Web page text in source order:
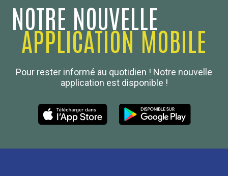
NOTRE NOUVELLE
APPLICATION MOBILE
Pour rester informé au quotidien ! Notre nouvelle
application est disponible !
Boulanger de France
Les Nouvelles de la Boulangerie-Pâtisserie Française
27, av d’Eylau - 75782 Paris Cédex 16
01 53 70 16 25